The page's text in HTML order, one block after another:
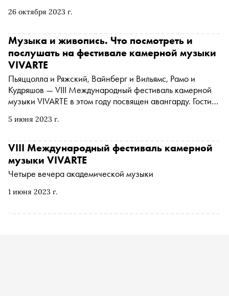
26 октября 2023 г.
5 июня 2023 г.
Музыка и живопись. Что посмотреть и
послушать на фестивале камерной музыки
VIVARTE
Пьяццолла и Ряжский, Вайнберг и Вильямс, Рамо и
Кудряшов — VIII Международный фестиваль камерной
музыки VIVARTE в этом году посвящен авангарду. Гости
находившиеся в фондах, и услышат произведения
рассказывает о главных событиях фестиваля
1 июня 2023 г.
VIII Международный фестиваль камерной
музыки VIVARTE
Четыре вечера академической музыки